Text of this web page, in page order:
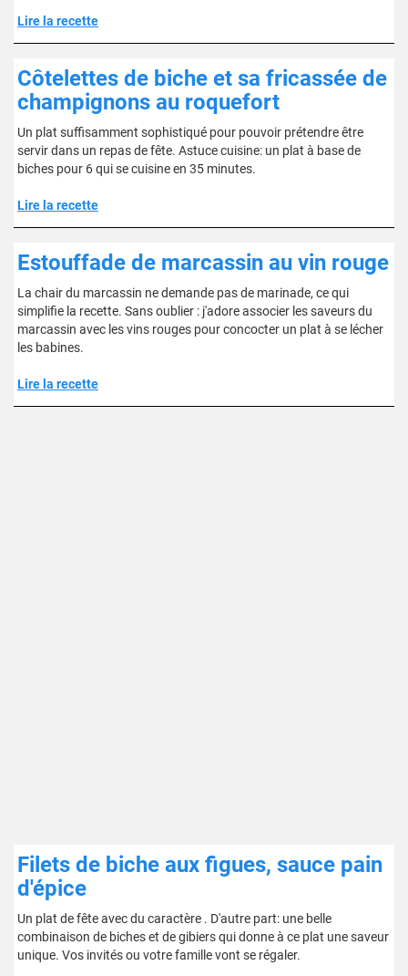
Lire la recette
Côtelettes de biche et sa fricassée de
champignons au roquefort
Un plat suffisamment sophistiqué pour pouvoir prétendre être
servir dans un repas de fête. Astuce cuisine: un plat à base de
biches pour 6 qui se cuisine en 35 minutes.
Lire la recette
Estouffade de marcassin au vin rouge
La chair du marcassin ne demande pas de marinade, ce qui
simplifie la recette. Sans oublier : j'adore associer les saveurs du
marcassin avec les vins rouges pour concocter un plat à se lécher
les babines.
Lire la recette
Filets de biche aux figues, sauce pain
d'épice
Un plat de fête avec du caractère . D'autre part: une belle
combinaison de biches et de gibiers qui donne à ce plat une saveur
unique. Vos invités ou votre famille vont se régaler.